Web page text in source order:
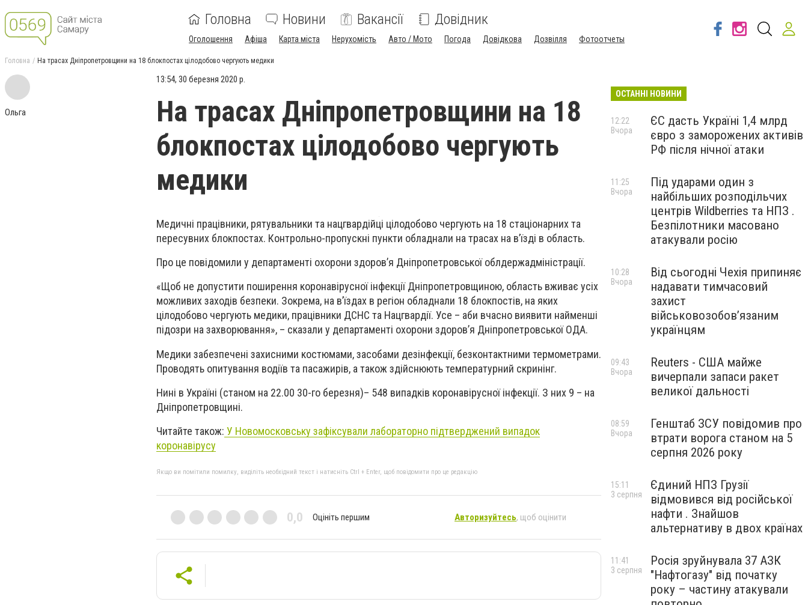
Головна Новини Вакансії Довідник
Оголошення Афіша Карта міста Нерухомість Авто / Мото Погода Довідкова Дозвілля Фотоотчеты
Головна На трасах Дніпропетровщини на 18 блокпостах цілодобово чергують медики
Ольга
13:54, 30 березня 2020 р.
На трасах Дніпропетровщини на 18
блокпостах цілодобово чергують
медики
Медичні працівники, рятувальники та нацгвардійці цілодобово чергують на 18 стаціонарних та
пересувних блокпостах. Контрольно-пропускні пункти обладнали на трасах на в’їзді в область.
Про це повідомили у департаменті охорони здоров’я Дніпропетровської облдержадміністрації.
«Щоб не допустити поширення коронавірусної інфекції Дніпропетровщиною, область вживає усіх
можливих заходів безпеки. Зокрема, на в’їздах в регіон обладнали 18 блокпостів, на яких
цілодобово чергують медики, працівники ДСНС та Нацгвардії. Усе – аби вчасно виявити найменші
підозри на захворювання», – сказали у департаменті охорони здоров’я Дніпропетровської ОДА.
Медики забезпечені захисними костюмами, засобами дезінфекції, безконтактними термометрами.
Проводять опитування водіїв та пасажирів, а також здійснюють температурний скринінг.
Нині в Україні (станом на 22.00 30-го березня)– 548 випадків коронавірусної інфекції. З них 9 – на
Дніпропетровщині.
Читайте також: У Новомосковську зафіксували лабораторно підтверджений випадок
коронавірусу
Якщо ви помітили помилку, виділіть необхідний текст і натисніть Ctrl + Enter, щоб повідомити про це редакцію
0,0 Оцініть першим Авторизуйтесь, щоб оцінити
ОСТАННІ НОВИНИ
ЄС дасть Україні 1,4 млрд
євро з заморожених активів
РФ після нічної атаки
12:22
Вчора
Під ударами один з
найбільших розподільчих
центрів Wildberries та НПЗ .
Безпілотники масовано
атакували росію
11:25
Вчора
Від сьогодні Чехія припиняє
надавати тимчасовий
захист
військовозобов’язаним
українцям
10:28
Вчора
Reuters - США майже
вичерпали запаси ракет
великої дальності
09:43
Вчора
Генштаб ЗСУ повідомив про
втрати ворога станом на 5
серпня 2026 року
08:59
Вчора
Єдиний НПЗ Грузії
відмовився від російської
нафти . Знайшов
альтернативу в двох країнах
15:11
3 серпня
Росія зруйнувала 37 АЗК
"Нафтогазу" від початку
року – частину атакували
11:41
3 серпня